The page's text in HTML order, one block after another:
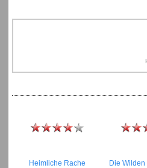
Heimliche Rache
Die